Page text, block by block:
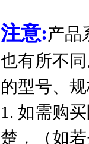
注意:产品
也有所不
的型号、
1. 如需购
楚，（如